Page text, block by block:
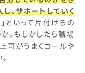
、サポートしていく
といって片付けるの
。もしかしたら職場
司がうまくゴールや